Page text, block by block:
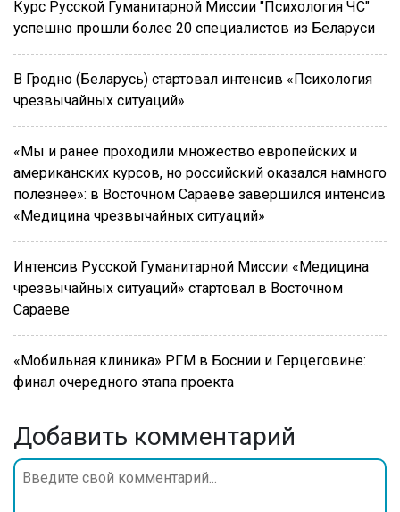
Курс Русской Гуманитарной Миссии "Психология ЧС"
успешно прошли более 20 специалистов из Беларуси
В Гродно (Беларусь) стартовал интенсив «Психология
чрезвычайных ситуаций»
«Мы и ранее проходили множество европейских и
американских курсов, но российский оказался намного
полезнее»: в Восточном Сараеве завершился интенсив
«Медицина чрезвычайных ситуаций»
Интенсив Русской Гуманитарной Миссии «Медицина
чрезвычайных ситуаций» стартовал в Восточном
Сараеве
«Мобильная клиника» РГМ в Боснии и Герцеговине:
финал очередного этапа проекта
Добавить комментарий